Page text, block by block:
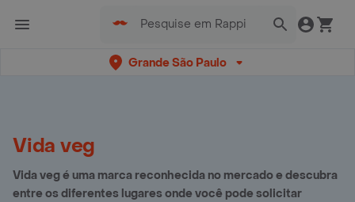
Grande São Paulo
Vida veg
Vida veg é uma marca reconhecida no mercado e descubra
entre os diferentes lugares onde você pode solicitar